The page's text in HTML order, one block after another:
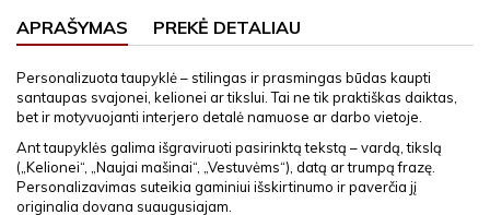
APRAŠYMAS PREKĖ DETALIAU
Personalizuota taupyklė – stilingas ir prasmingas būdas kaupti
santaupas svajonei, kelionei ar tikslui. Tai ne tik praktiškas daiktas,
bet ir motyvuojanti interjero detalė namuose ar darbo vietoje.
Ant taupyklės galima išgraviruoti pasirinktą tekstą – vardą, tikslą
(„Kelionei“, „Naujai mašinai“, „Vestuvėms“), datą ar trumpą frazę.
Personalizavimas suteikia gaminiui išskirtinumo ir paverčia jį
originalia dovana suaugusiajam.